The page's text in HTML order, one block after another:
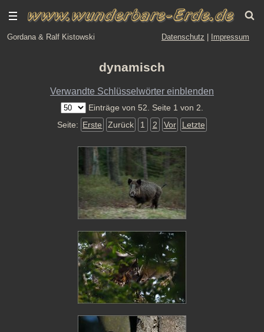
Gordana & Ralf Kistowski Datenschutz Impressum
dynamisch
Verwandte Schlüsselwörter einblenden
Einträge von 52. Seite 1 von 2.
Seite: Erste Zurück 1 2 Vor Letzte